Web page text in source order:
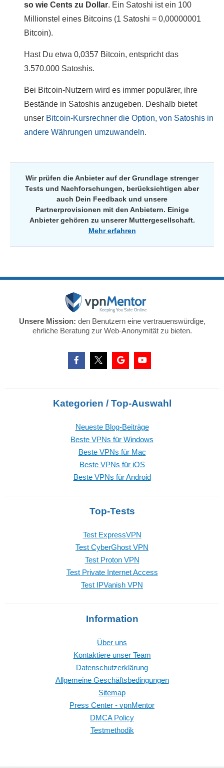
so wie Cents zu Dollar. Ein Satoshi ist ein 100
Millionstel eines Bitcoins (1 Satoshi = 0,00000001
Bitcoin).
Hast Du etwa 0,0357 Bitcoin, entspricht das
3.570.000 Satoshis.
Bei Bitcoin-Nutzern wird es immer populärer, ihre
Bestände in Satoshis anzugeben. Deshalb bietet
unser Bitcoin-Kursrechner die Option, von Satoshis in
andere Währungen umzuwandeln.
Wir prüfen die Anbieter auf der Grundlage strenger
Tests und Nachforschungen, berücksichtigen aber
auch Dein Feedback und unsere
Partnerprovisionen mit den Anbietern. Einige
Anbieter gehören zu unserer Muttergesellschaft.
Mehr erfahren
Unsere Mission: den Benutzern eine vertrauenswürdige,
ehrliche Beratung zur Web-Anonymität zu bieten.
Kategorien / Top-Auswahl
Neueste Blog-Beiträge
Beste VPNs für Windows
Beste VPNs für Mac
Beste VPNs für iOS
Beste VPNs für Android
Top-Tests
Test ExpressVPN
Test CyberGhost VPN
Test Proton VPN
Test Private Internet Access
Test IPVanish VPN
Information
Über uns
Kontaktiere unser Team
Datenschutzerklärung
Allgemeine Geschäftsbedingungen
Sitemap
Press Center - vpnMentor
DMCA Policy
Testmethodik